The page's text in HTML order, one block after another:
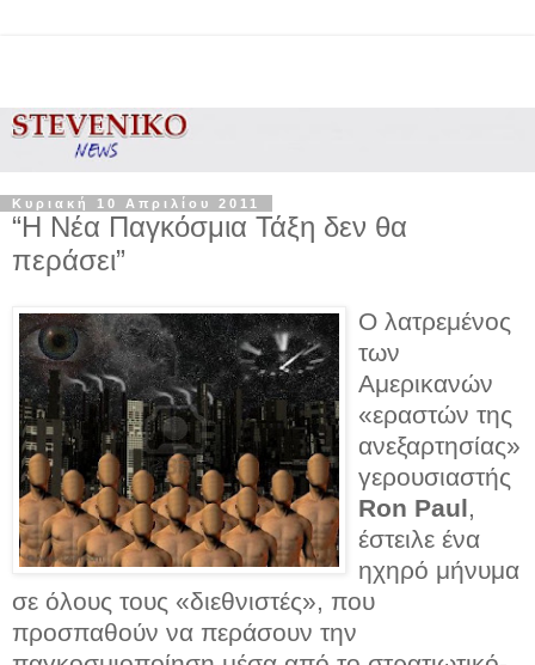
Κυριακή 10 Απριλίου 2011
“Η Νέα Παγκόσμια Τάξη δεν θα
περάσει”
Ο λατρεμένος
των
Αμερικανών
«εραστών της
ανεξαρτησίας»
γερουσιαστής
Ron Paul
έστειλε ένα
ηχηρό μήνυμα
σε όλους τους «διεθνιστές», που
προσπαθούν να περάσουν την